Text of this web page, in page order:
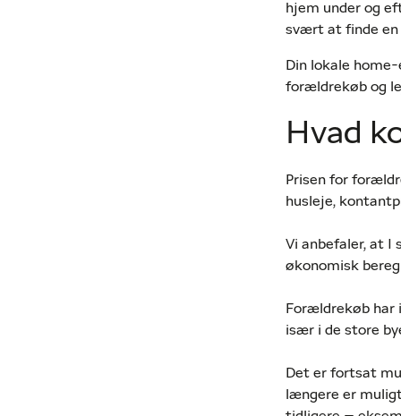
hjem under og
svært at finde en
Din lokale
forældrekøb og
Hvad
Prisen for
husleje,
Vi anbefaler, at I
økonomisk
Forældrekøb har
især i de store
Det er fortsat
længere er